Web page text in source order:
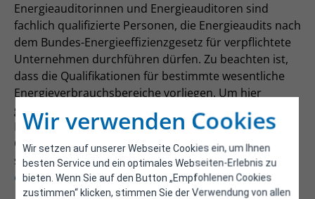
Wir verwenden Cookies
Wir setzen auf unserer Webseite Cookies ein, um Ihnen
besten Service und ein optimales Webseiten-Erlebnis zu
bieten. Wenn Sie auf den Button „Empfohlenen Cookies
zustimmen“ klicken, stimmen Sie der Verwendung von allen
Energieauditorinnen und Energieauditoren sind
fachlich qualifizierte Personen, die Energieaudits nach
dem Bundes-Energieeffizienzgesetz für verpflichtete
Unternehmen durchführen dürfen. Zu beachten ist,
dass die Qualifikationen für bestimmte wesentliche
Energieverbrauchsbereiche vorliegen. Um hier
gelistet zu werden, ist eine Registrierung und
Bekanntgabe der ensprechenden Nachweise zur
Qualifikation erforderlich, nähere Informationen dazu
sind auf dieser Seite zu finden:Aufnahme in die
elektronische Liste